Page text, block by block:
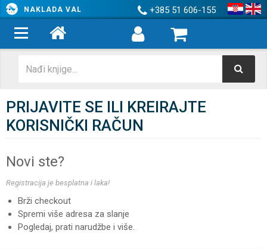
NAKLADA VAL +385 51 606-155
PRIJAVITE SE ILI KREIRAJTE
KORISNIČKI RAČUN
Novi ste?
Registracija je besplatna i laka!
Brži checkout
Spremi više adresa za slanje
Pogledaj, prati narudžbe i više.